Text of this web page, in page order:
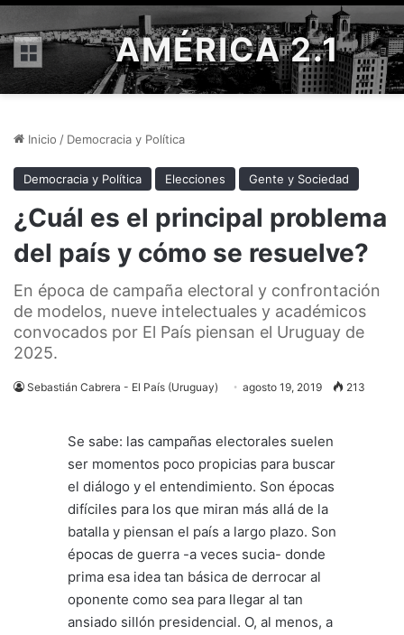
Menú AMÉRICA 2.1
Inicio / Democracia y Política
Democracia y Política Elecciones Gente y Sociedad
¿Cuál es el principal problema
del país y cómo se resuelve?
En época de campaña electoral y confrontación
de modelos, nueve intelectuales y académicos
convocados por El País piensan el Uruguay de
2025.
Sebastián Cabrera - El País (Uruguay) agosto 19, 2019 213
Se sabe: las campañas electorales suelen
ser momentos poco propicias para buscar
el diálogo y el entendimiento. Son épocas
difíciles para los que miran más allá de la
batalla y piensan el país a largo plazo. Son
épocas de guerra -a veces sucia- donde
prima esa idea tan básica de derrocar al
oponente como sea para llegar al tan
ansiado sillón presidencial. O, al menos, a